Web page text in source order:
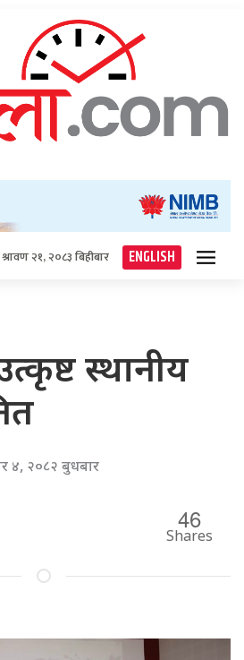
श्रावण २१, २०८३ बिहीबार ENGLISH
स्थानीय
४, २०८२ बुधबार
46
Shares